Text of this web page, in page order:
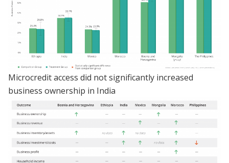
Microcredit access did not significantly increased
business ownership in India